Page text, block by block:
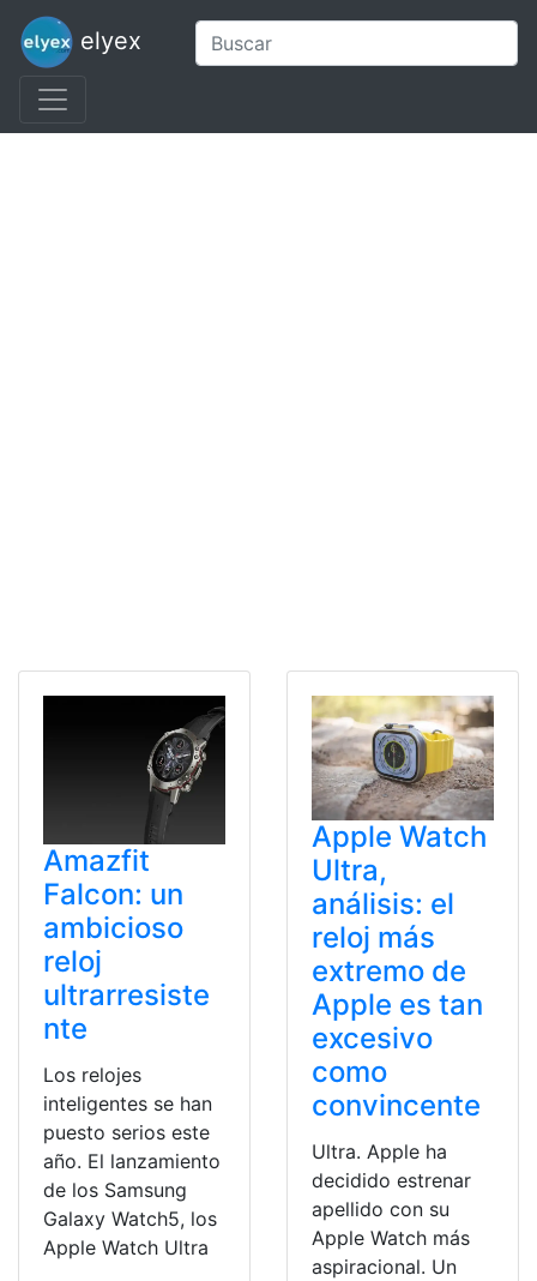
elyex
Amazfit
Falcon: un
ambicioso
reloj
ultrarresiste
nte
Los relojes
inteligentes se han
puesto serios este
año. El lanzamiento
de los Samsung
Galaxy Watch5, los
Apple Watch Ultra
Apple Watch
Ultra,
análisis: el
reloj más
extremo de
Apple es tan
excesivo
como
convincente
Ultra. Apple ha
decidido estrenar
apellido con su
Apple Watch más
aspiracional. Un